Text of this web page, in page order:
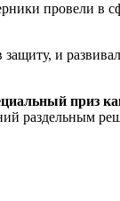
провели в
и
приз
раздельным